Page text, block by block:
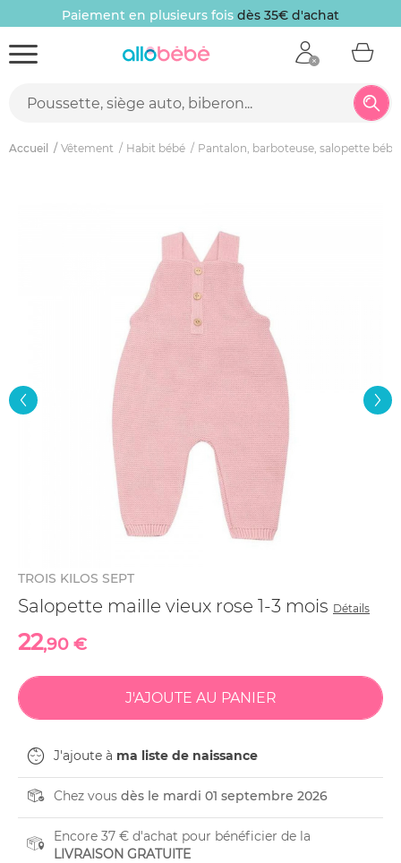
Paiement en plusieurs fois dès 35€ d'achat
Accueil Vêtement Habit bébé Pantalon, barboteuse, salopette bébé
TROIS KILOS SEPT
Salopette maille vieux rose 1-3 mois Détails
22,90 €
J'ajoute à ma liste de naissance
Chez vous dès le mardi 01 septembre 2026
Encore 37 € d'achat pour bénéficier de la
LIVRAISON GRATUITE